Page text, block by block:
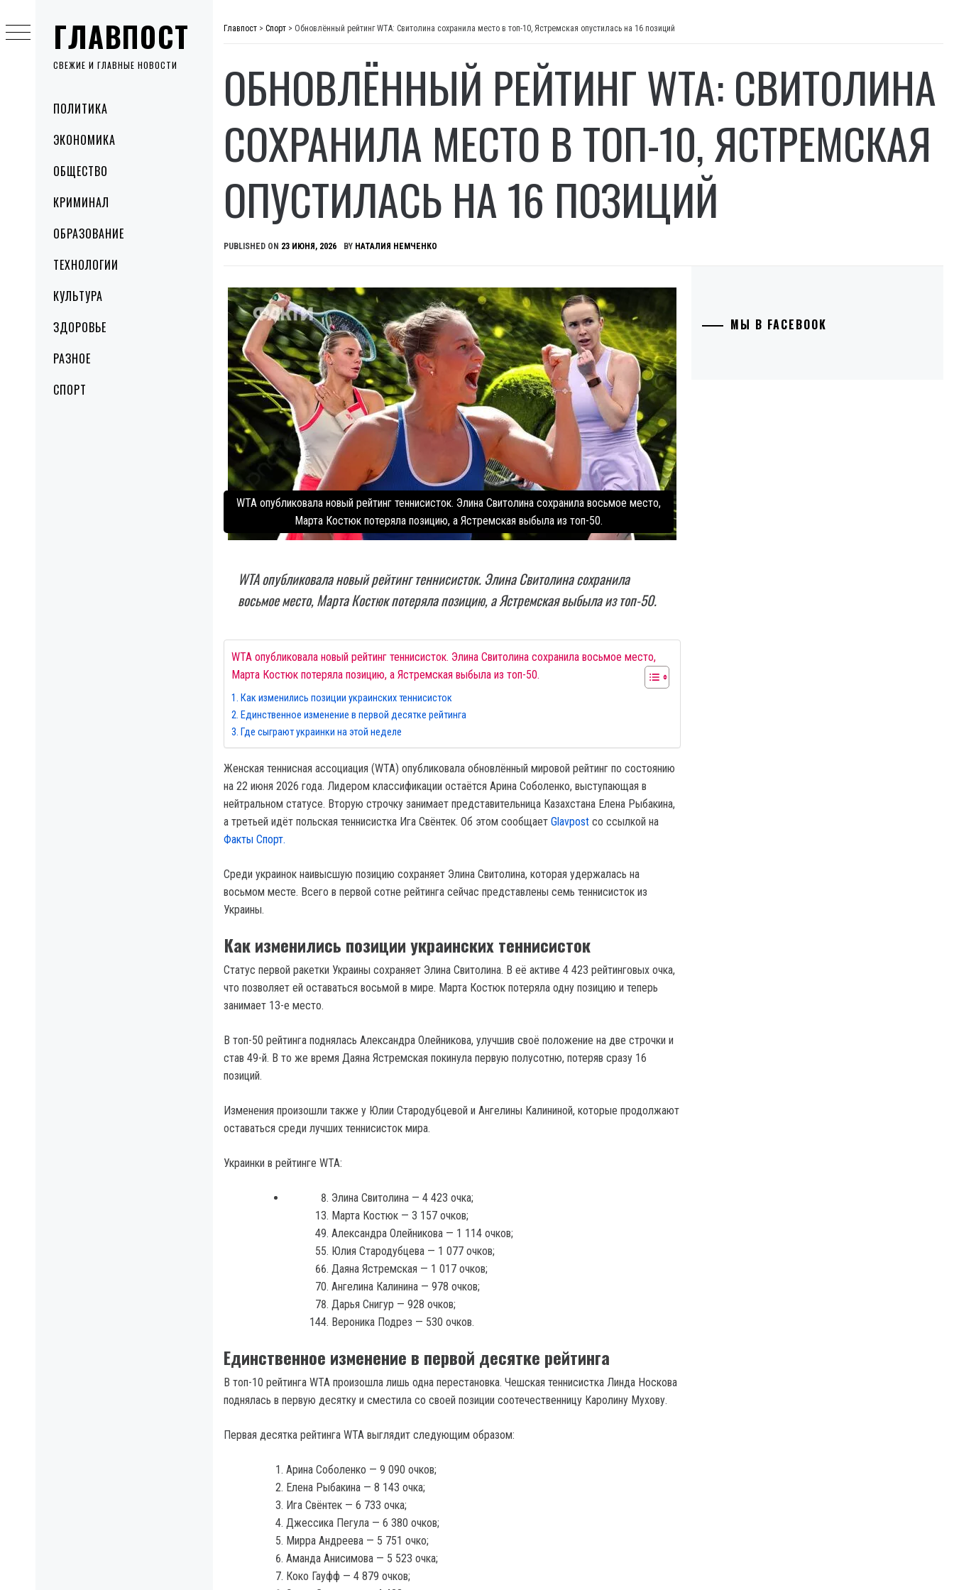
ГЛАВПОСТ
СВЕЖИЕ И ГЛАВНЫЕ НОВОСТИ
MenuПОЛИТИКА
ЭКОНОМИКА
ОБЩЕСТВО
КРИМИНАЛ
ОБРАЗОВАНИЕ
ТЕХНОЛОГИИ
КУЛЬТУРА
ЗДОРОВЬЕ
РАЗНОЕ
СПОРТ
to
content
Главпост > Спорт > Обновлённый рейтинг WTA: Свитолина сохранила место в топ-10, Ястремская опустилась на 16 позиций
ОБНОВЛЁННЫЙ РЕЙТИНГ WTA: СВИТОЛИНА
СОХРАНИЛА МЕСТО В ТОП-10, ЯСТРЕМСКАЯ
ОПУСТИЛАСЬ НА 16 ПОЗИЦИЙ
PUBLISHED ON 23 ИЮНЯ, 2026 BY НАТАЛИЯ НЕМЧЕНКО
WTA опубликовала новый рейтинг теннисисток. Элина Свитолина сохранила восьмое место,
Марта Костюк потеряла позицию, а Ястремская выбыла из топ-50.
WTA опубликовала новый рейтинг теннисисток. Элина Свитолина сохранила
восьмое место, Марта Костюк потеряла позицию, а Ястремская выбыла из топ-50.
WTA опубликовала новый рейтинг теннисисток. Элина Свитолина сохранила восьмое место,
Марта Костюк потеряла позицию, а Ястремская выбыла из топ-50.
Как изменились позиции украинских теннисисток
Единственное изменение в первой десятке рейтинга
Где сыграют украинки на этой неделе
Женская теннисная ассоциация (WTA) опубликовала обновлённый мировой рейтинг по состоянию
на 22 июня 2026 года. Лидером классификации остаётся Арина Соболенко, выступающая в
нейтральном статусе. Вторую строчку занимает представительница Казахстана Елена Рыбакина,
а третьей идёт польская теннисистка Ига Свёнтек. Об этом сообщает Glavpost со ссылкой на
Факты Спорт.
Среди украинок наивысшую позицию сохраняет Элина Свитолина, которая удержалась на
восьмом месте. Всего в первой сотне рейтинга сейчас представлены семь теннисисток из
Украины.
Как изменились позиции украинских теннисисток
Статус первой ракетки Украины сохраняет Элина Свитолина. В её активе 4 423 рейтинговых очка,
что позволяет ей оставаться восьмой в мире. Марта Костюк потеряла одну позицию и теперь
занимает 13-е место.
В топ-50 рейтинга поднялась Александра Олейникова, улучшив своё положение на две строчки и
став 49-й. В то же время Даяна Ястремская покинула первую полусотню, потеряв сразу 16
позиций.
Изменения произошли также у Юлии Стародубцевой и Ангелины Калининой, которые продолжают
оставаться среди лучших теннисисток мира.
Украинки в рейтинге WTA:
Элина Свитолина — 4 423 очка;
Марта Костюк — 3 157 очков;
Александра Олейникова — 1 114 очков;
Юлия Стародубцева — 1 077 очков;
Даяна Ястремская — 1 017 очков;
Ангелина Калинина — 978 очков;
Дарья Снигур — 928 очков;
Вероника Подрез — 530 очков.
Единственное изменение в первой десятке рейтинга
В топ-10 рейтинга WTA произошла лишь одна перестановка. Чешская теннисистка Линда Носкова
поднялась в первую десятку и сместила со своей позиции соотечественницу Каролину Мухову.
Первая десятка рейтинга WTA выглядит следующим образом:
Арина Соболенко — 9 090 очков;
Елена Рыбакина — 8 143 очка;
Ига Свёнтек — 6 733 очка;
Джессика Пегула — 6 380 очков;
Мирра Андреева — 5 751 очко;
Аманда Анисимова — 5 523 очка;
Коко Гауфф — 4 879 очков;
МЫ В FACEBOOK